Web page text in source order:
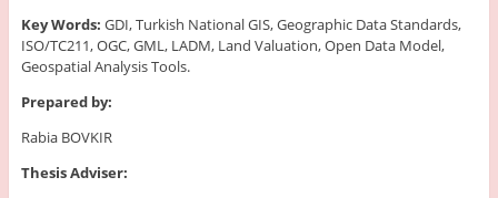
Key Words: GDI, Turkish National GIS, Geographic Data Standards,
ISO/TC211, OGC, GML, LADM, Land Valuation, Open Data Model,
Geospatial Analysis Tools.
Prepared by:
Rabia BOVKIR
Thesis Adviser: